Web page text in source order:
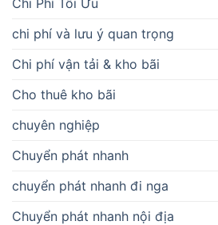
chi phí và lưu ý quan trọng
Chi phí vận tải & kho bãi
Cho thuê kho bãi
chuyên nghiệp
Chuyển phát nhanh
chuyển phát nhanh đi nga
Chuyển phát nhanh nội địa